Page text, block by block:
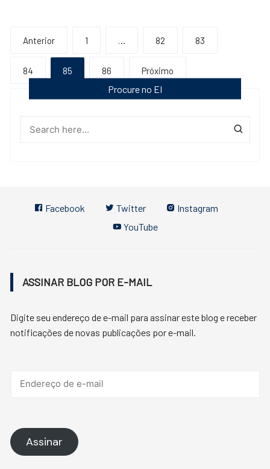
Paginação
de
posts
Anterior 1 82 83
84 85 86 Próximo
Procure no EI
Facebook Twitter
Instagram
YouTube
ASSINAR BLOG POR E-MAIL
Digite seu endereço de e-mail para assinar este blog e receber
notificações de novas publicações por e-mail.
Assinar